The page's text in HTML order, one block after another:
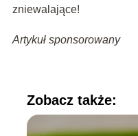
zniewalające!
Artykuł sponsorowany
Zobacz także: